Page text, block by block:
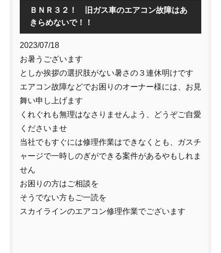
ＢＮＲ３２！ 旧ガス車のエアコン故障はあ
きらめないで！！
2023/07/18
お暑うございます
としか挨拶の選択肢がない暑さの３連休明けです
エアコン故障などでお困りのオーナー様には、お見
舞い申し上げます
くれぐれも無理はなさりませんよう、どうぞご自愛
くださいませ
当社でもすぐには修理作業はできなくとも、ガスチ
ャージで一時しのぎができる案件があるやもしれま
せん
お困りの方はご相談を
そうでない方もご一読を
スカイラインのエアコン修理作業でございます